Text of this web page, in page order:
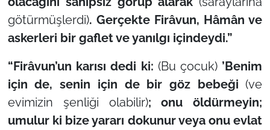
götürmüşlerdi). Gerçekte Firâvun, Hâmân ve
askerleri bir gaflet ve yanılgı içindeydi.”
“Firâvun’un karısı dedi ki: (Bu çocuk) ’Benim
için de, senin için de bir göz bebeği (ve
evimizin şenliği olabilir);onu öldürmeyin;
umulur ki bize yararı dokunur veya onu evlat